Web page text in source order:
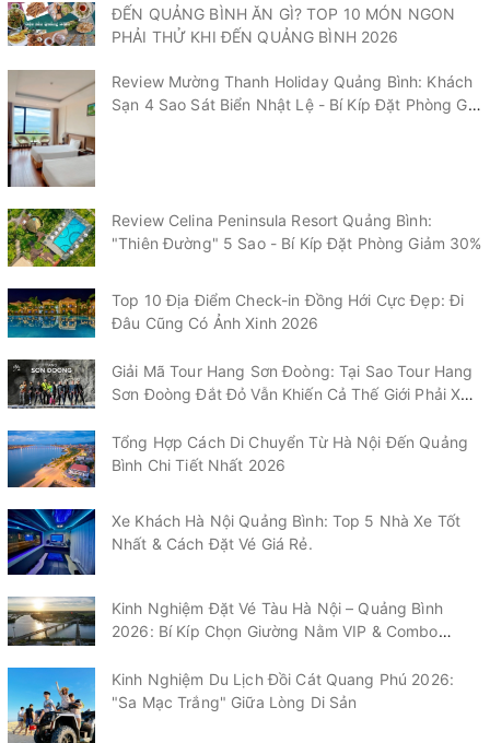
ĐẾN QUẢNG BÌNH ĂN GÌ? TOP 10 MÓN NGON
PHẢI THỬ KHI ĐẾN QUẢNG BÌNH 2026
Review Mường Thanh Holiday Quảng Bình: Khách
Sạn 4 Sao Sát Biển Nhật Lệ - Bí Kíp Đặt Phòng Giá
Review Celina Peninsula Resort Quảng Bình:
"Thiên Đường" 5 Sao - Bí Kíp Đặt Phòng Giảm 30%
Top 10 Địa Điểm Check-in Đồng Hới Cực Đẹp: Đi
Đâu Cũng Có Ảnh Xinh 2026
Giải Mã Tour Hang Sơn Đoòng: Tại Sao Tour Hang
Sơn Đoòng Đắt Đỏ Vẫn Khiến Cả Thế Giới Phải Xếp
Tổng Hợp Cách Di Chuyển Từ Hà Nội Đến Quảng
Bình Chi Tiết Nhất 2026
Xe Khách Hà Nội Quảng Bình: Top 5 Nhà Xe Tốt
Nhất & Cách Đặt Vé Giá Rẻ.
Kinh Nghiệm Đặt Vé Tàu Hà Nội – Quảng Bình
2026: Bí Kíp Chọn Giường Nằm VIP & Combo
Kinh Nghiệm Du Lịch Đồi Cát Quang Phú 2026:
"Sa Mạc Trắng" Giữa Lòng Di Sản